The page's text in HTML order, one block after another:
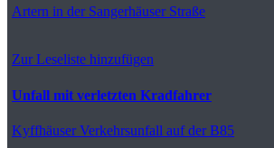
Artern in der Sangerhäuser Straße
Zur Leseliste hinzufügen
Unfall mit verletzten Kradfahrer
KyffhäuserVerkehrsunfall auf der B85